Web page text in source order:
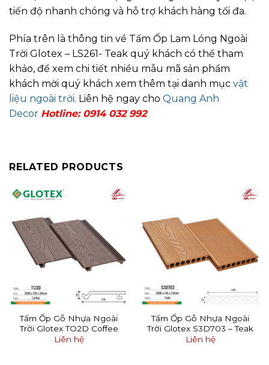
tiến độ nhanh chóng và hỗ trợ khách hàng tối đa.
Phía trên là thông tin về Tấm Ốp Lam Lóng Ngoài
Trời Glotex – LS261- Teak quý khách có thể tham
khảo, để xem chi tiết nhiều mẫu mã sản phẩm
khách mời quý khách xem thêm tại danh mục vật
liệu ngoài trời. Liên hệ ngay cho Quang Anh
Decor Hotline: 0914 032 992
RELATED PRODUCTS
Tấm Ốp Gỗ Nhựa Ngoài
Trời Glotex TO2D Coffee
Liên hệ
Tấm Ốp Gỗ Nhựa Ngoài
Trời Glotex S3D703 – Teak
Liên hệ